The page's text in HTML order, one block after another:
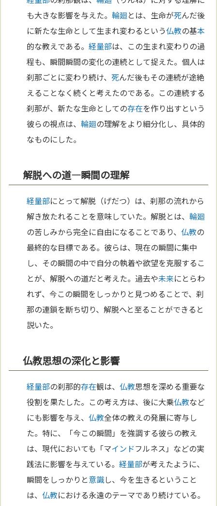
も大きな影響を与えた。輪廻とは、生命が死んだ後
に新たな生命として生まれ変わるという仏教の基本
的な教えである。経量部は、この生まれ変わりの過
程も、瞬間瞬間の変化の連続として捉えた。個人は
刹那ごとに変わり続け、死んだ後もその連続が途絶
えることなく続くと考えたのである。この連続する
刹那が、新たな生命としての存在を作り出すという
彼らの視点は、輪廻の理解をより細分化し、具体的
なものにした。
解脱への道―瞬間の理解
経量部にとって解脱（げだつ）は、刹那の流れから
解き放たれることを意味していた。解脱とは、輪廻
の苦しみから完全に自由になることであり、仏教の
最終的な目標である。彼らは、現在の瞬間に集中
し、その瞬間の中で自分の執着や欲望を克服するこ
とが、解脱への道だと考えた。過去や未来にとらわ
れず、今この瞬間をしっかりと見つめることで、刹
那の連鎖を断ち切り、解脱へと至ることができると
説いた。
仏教思想の深化と影響
経量部の刹那的存在観は、仏教思想を深める重要な
役割を果たした。この考え方は、後に大乗仏教など
にも影響を与え、仏教全体の教えの発展に寄与し
た。特に、「今この瞬間」を強調する彼らの教え
は、現代においても「マインドフルネス」などの実
践法に影響を与えている。経量部が考えたように、
瞬間をしっかりと意識し、今を生きるということ
は、仏教における永遠のテーマであり続けている。